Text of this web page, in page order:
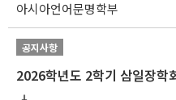
아시아언어문명학부
공지사항